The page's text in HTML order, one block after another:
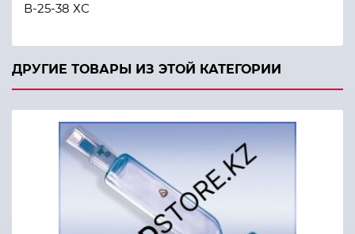
200074 100
200075
В-25-38 ХС
ДРУГИЕ ТОВАРЫ ИЗ ЭТОЙ КАТЕГОРИИ